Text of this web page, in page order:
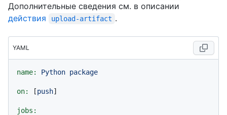
Дополнительные сведения см. в описании
действия
upload-artifact .
YAML
name: Python package
on: [push]
jobs: